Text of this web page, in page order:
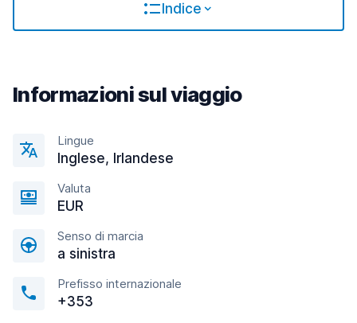
Indice
Informazioni sul viaggio
Lingue
Inglese, Irlandese
Valuta
EUR
Senso di marcia
a sinistra
Prefisso internazionale
+353